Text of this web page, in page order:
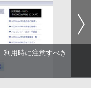
利用時に注意すべき